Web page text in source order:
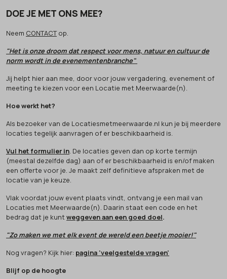
DOE JE MET ONS MEE?
Neem CONTACTop.
"Het is onze droom dat respect voor mens, natuur en cultuur de
norm wordt in de evenementenbranche"
Jij helpt hier aan mee, door voor jouw vergadering, evenement of
meeting te kiezen voor een Locatie met Meerwaarde(n).
Hoe werkt het?
Als bezoeker van de Locatiesmetmeerwaarde.nl kun je bij meerdere
locaties tegelijk aanvragen of er beschikbaarheid is.
Vul het formulier in. De locaties geven dan op korte termijn
(meestal dezelfde dag) aan of er beschikbaarheid is en/of maken
een offerte voor je. Je maakt zelf definitieve afspraken met de
locatie van je keuze.
Vlak voordat jouw event plaats vindt, ontvang je een mail van
Locaties met Meerwaarde(n). Daarin staat een code en het
bedrag dat je kunt weggeven aan een goed doel.
"Zo maken we met elk event de wereld een beetje mooier!"
Nog vragen? Kijk hier: pagina 'veelgestelde vragen'
Blijf op de hoogte